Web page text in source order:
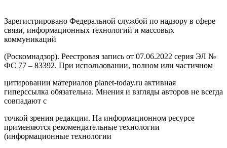
Зарегистрировано Федеральной службой по надзору в сфере
связи, информационных технологий и массовых
коммуникаций
(Роскомнадзор). Реестровая запись от 07.06.2022 серия ЭЛ №
ФС 77 – 83392. При использовании, полном или частичном
цитировании материалов planet-today.ru активная
гиперссылка обязательна. Мнения и взгляды авторов не всегда
совпадают с
точкой зрения редакции. На информационном ресурсе
применяются рекомендательные технологии
(информационные технологии